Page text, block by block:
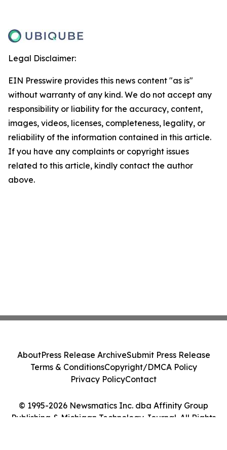
Legal Disclaimer:
EIN Presswire provides this news content "as is"
without warranty of any kind. We do not accept any
responsibility or liability for the accuracy, content,
images, videos, licenses, completeness, legality, or
reliability of the information contained in this article.
If you have any complaints or copyright issues
related to this article, kindly contact the author
above.
© 1995-2026 Newsmatics Inc. dba Affinity Group
Publishing & Michigan Technology Journal. All Rights
AboutPress Release ArchiveSubmit Press Release
Terms & ConditionsCopyright/DMCA Policy
Privacy PolicyContact